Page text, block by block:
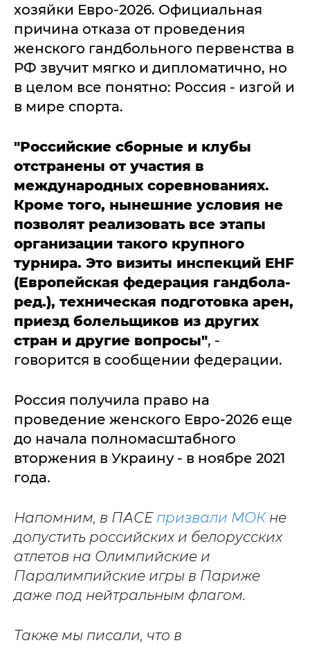
хозяйки Евро-2026. Официальная
причина отказа от проведения
женского гандбольного первенства в
РФ звучит мягко и дипломатично, но
в целом все понятно: Россия - изгой и
в мире спорта.
"Российские сборные и клубы
отстранены от участия в
международных соревнованиях.
Кроме того, нынешние условия не
позволят реализовать все этапы
организации такого крупного
турнира. Это визиты инспекций EHF
(Европейская федерация гандбола-
ред.), техническая подготовка арен,
приезд болельщиков из других
стран и другие вопросы", -
говорится в сообщении федерации.
Россия получила право на
проведение женского Евро-2026 еще
до начала полномасштабного
вторжения в Украину - в ноябре 2021
года.
Напомним, в ПАСЕ призвали МОКне
допустить российских и белорусских
атлетов на Олимпийские и
Паралимпийские игры в Париже
даже под нейтральным флагом.
Также мы писали, что в